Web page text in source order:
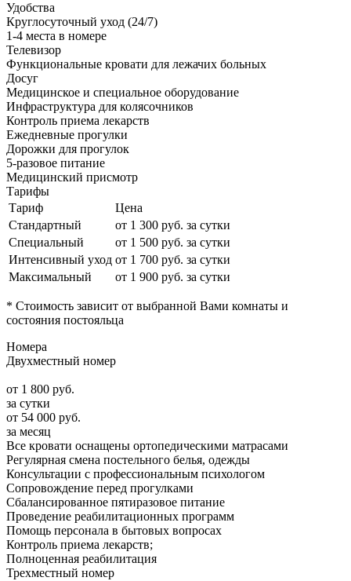
Удобства
Круглосуточный уход (24/7)
1-4 места в номере
Телевизор
Функциональные кровати для лежачих больных
Досуг
Медицинское и специальное оборудование
Инфраструктура для колясочников
Контроль приема лекарств
Ежедневные прогулки
Дорожки для прогулок
5-разовое питание
Медицинский присмотр
Тарифы
Тариф
Цена
Стандартный
от 1 300 руб. за сутки
Специальный
от 1 500 руб. за сутки
Интенсивный уход от 1 700 руб. за сутки
Максимальный
от 1 900 руб. за сутки
* Стоимость зависит от выбранной Вами комнаты и
состояния постояльца
Номера
Двухместный номер
от 1 800 руб.
за сутки
от 54 000 руб.
за месяц
Все кровати оснащены ортопедическими матрасами
Регулярная смена постельного белья, одежды
Консультации с профессиональным психологом
Сопровождение перед прогулками
Сбалансированное пятиразовое питание
Проведение реабилитационных программ
Помощь персонала в бытовых вопросах
Контроль приема лекарств;
Полноценная реабилитация
Трехместный номер